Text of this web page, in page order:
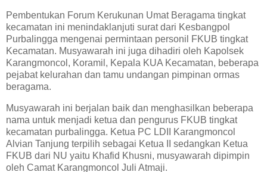
Pembentukan Forum Kerukunan Umat Beragama tingkat
kecamatan ini menindaklanjuti surat dari Kesbangpol
Purbalingga mengenai permintaan personil FKUB tingkat
Kecamatan. Musyawarah ini juga dihadiri oleh Kapolsek
Karangmoncol, Koramil, Kepala KUA Kecamatan, beberapa
pejabat kelurahan dan tamu undangan pimpinan ormas
beragama.
Musyawarah ini berjalan baik dan menghasilkan beberapa
nama untuk menjadi ketua dan pengurus FKUB tingkat
kecamatan purbalingga. Ketua PC LDII Karangmoncol
Alvian Tanjung terpilih sebagai Ketua II sedangkan Ketua
FKUB dari NU yaitu Khafid Khusni, musyawarah dipimpin
oleh Camat Karangmoncol Juli Atmaji.